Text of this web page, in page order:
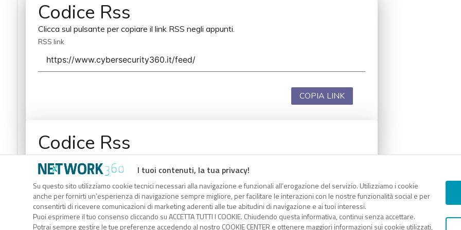
I tuoi contenuti, la tua privacy!
Su questo sito utilizziamo cookie tecnici necessari alla navigazione e funzionali all’erogazione del servizio. Utilizziamo i cookie
anche per fornirti un’esperienza di navigazione sempre migliore, per facilitare le interazioni con le nostre funzionalità social e per
consentirti di ricevere comunicazioni di marketing aderenti alle tue abitudini di navigazione e ai tuoi interessi.
Puoi esprimere il tuo consenso cliccando su ACCETTA TUTTI I COOKIE. Chiudendo questa informativa, continui senza accettare.
Potrai sempre gestire le tue preferenze accedendo al nostro COOKIE CENTER e ottenere maggiori informazioni sui cookie utilizzati,
Codice Rss
Clicca sul pulsante per copiare il link RSS negli appunti.
RSS link
COPIA LINK
Codice Rss
RSS link
COPIA LINK